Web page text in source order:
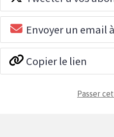
Envoyer un email
Copier le lien
Passer